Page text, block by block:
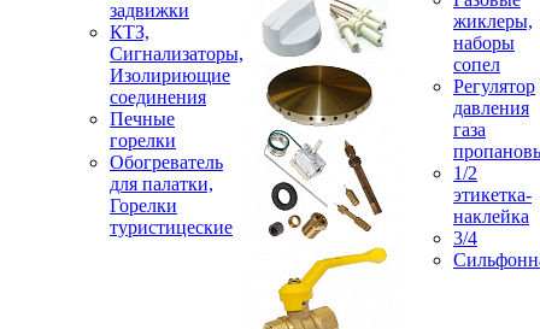
задвижки
КТЗ,
Сигнализаторы,
Изолириющие
соединения
Печные
горелки
Обогреватель
для палатки,
Горелки
туристицеские
жиклеры,
наборы
сопел
Регулятор
давления
газа
1/2
этикетка-
наклейка
3/4